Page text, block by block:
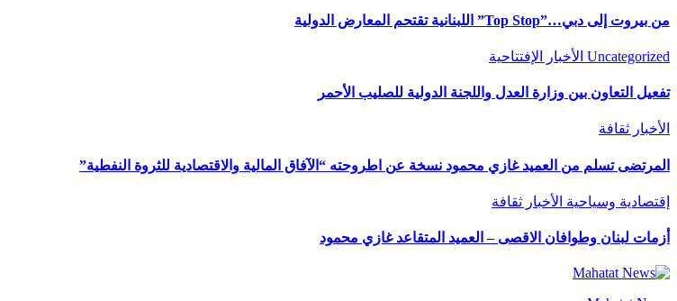
من بيروت إلى دبي…”Top Stop” اللبنانية تقتحم المعارض الدولية
Uncategorized الأخبار الإفتتاحية
تفعيل التعاون بين وزارة العدل واللجنة الدولية للصليب الأحمر
الأخبار ثقافة
المرتضى تسلم من العميد غازي محمود نسخة عن اطروحته “الآفاق المالية والاقتصادية للثروة النفطية”
إقتصادية وسياحية الأخبار ثقافة
أزمات لبنان وطوافان الاقصى – العميد المتقاعد غازي محمود